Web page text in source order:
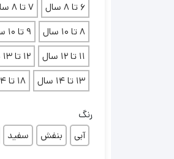
6 تا 8 سال
7 تا 8 سال
8 تا 10 سال
9 تا 10 سال
11 تا 12 سال
12 تا 13 سال
13 تا 14 سال
18 تا 24 ماه
رنگ
آبی
بنفش سفید